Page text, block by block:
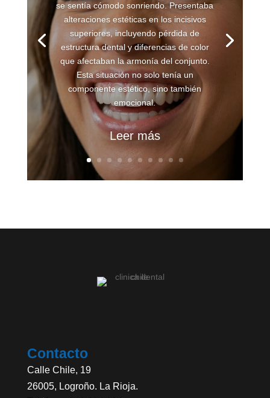
se sentía cómodo sonriendo. Presentaba
alteraciones estéticas en los incisivos
superiores, incluyendo pérdida de
estructura dental y diferencias de color
que afectaban la armonía del conjunto.
Esta situación no solo tenía un
componente estético, sino también
emocional.
Leer más
Contacto
Calle Chile, 19
26005, Logroño. La Rioja.